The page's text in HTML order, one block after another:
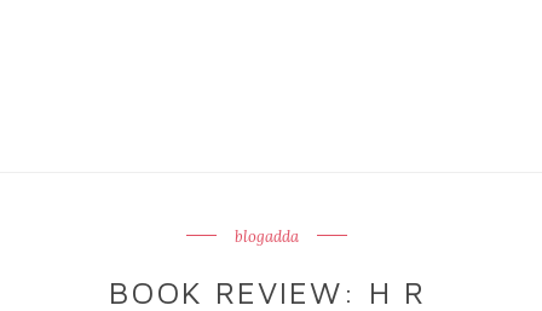
blogadda
BOOK REVIEW: H R